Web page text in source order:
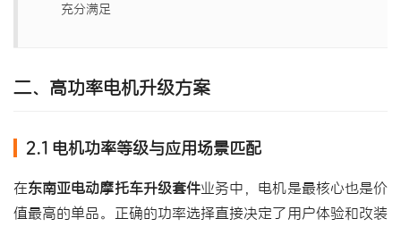
充分满足
二、高功率电机升级方案
2.1 电机功率等级与应用场景匹配
在东南亚电动摩托车升级套件业务中，电机是最核心也是价
值最高的单品。正确的功率选择直接决定了用户体验和改装